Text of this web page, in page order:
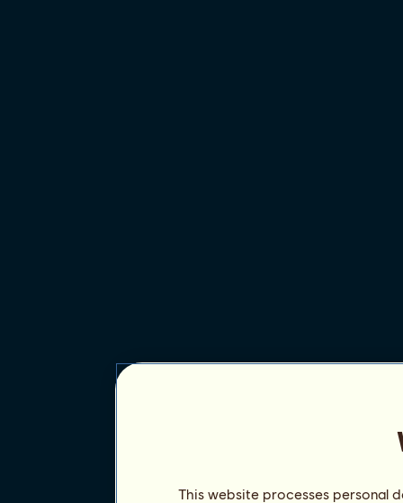
This website processes personal